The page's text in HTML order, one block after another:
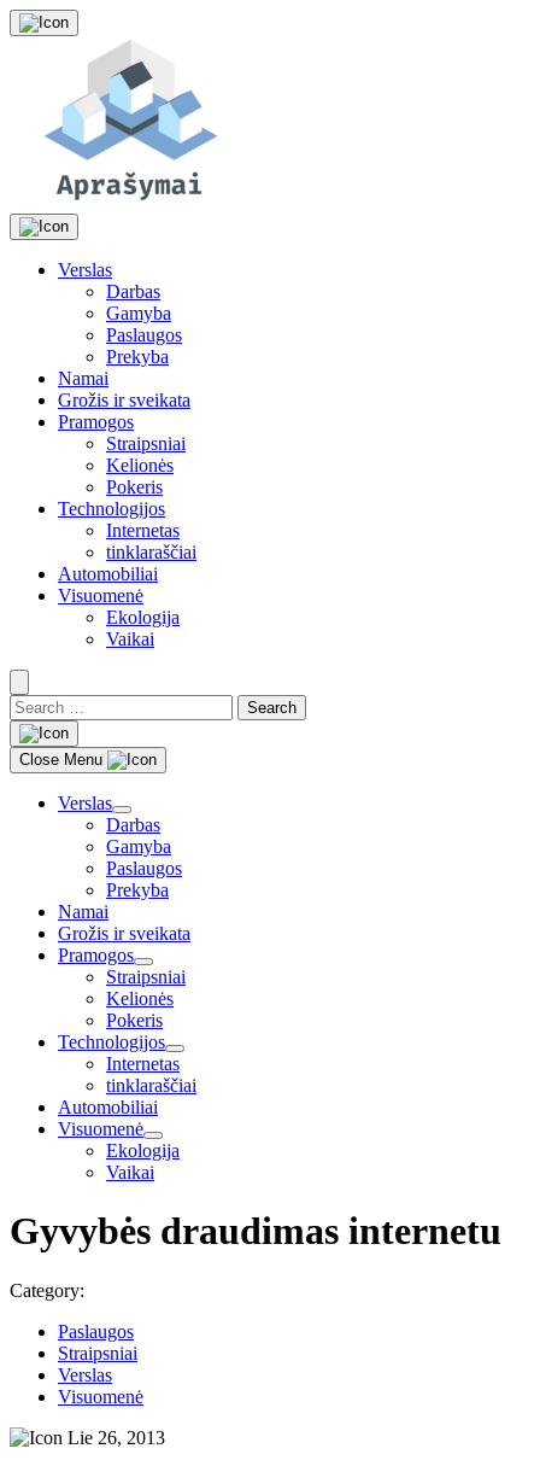
Skip
to
Verslas
Darbas
Gamyba
Paslaugos
Prekyba
Namai
Grožis ir sveikata
Pramogos
Straipsniai
Kelionės
Pokeris
Technologijos
Internetas
tinklaraščiai
Automobiliai
Visuomenė
Ekologija
Vaikai
Search
for:Close
search
Close Menu
Verslas
Darbas
Gamyba
Paslaugos
Prekyba
Namai
Grožis ir sveikata
Pramogos
Straipsniai
Kelionės
Pokeris
Technologijos
Internetas
tinklaraščiai
Automobiliai
Visuomenė
Ekologija
Vaikai
Gyvybės draudimas internetu
Category:
Paslaugos
Straipsniai
Verslas
Visuomenė
Lie 26, 2013